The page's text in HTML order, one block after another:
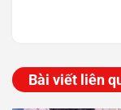
Bài viết liên